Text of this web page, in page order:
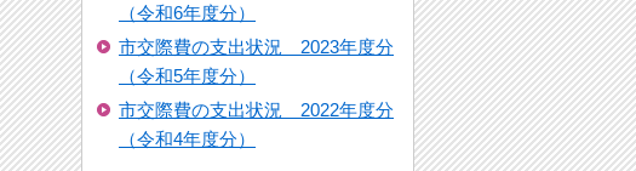
（令和6年度分）
市交際費の支出状況 2023年度分
（令和5年度分）
市交際費の支出状況 2022年度分
（令和4年度分）